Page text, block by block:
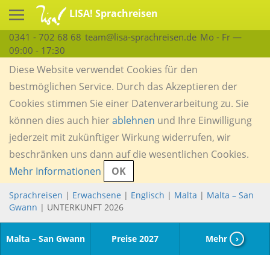
LISA! Sprachreisen
0341 - 702 68 68 team@lisa-sprachreisen.de Mo - Fr —
09:00 - 17:30
Diese Website verwendet Cookies für den
bestmöglichen Service. Durch das Akzeptieren der
Cookies stimmen Sie einer Datenverarbeitung zu. Sie
können dies auch hierablehnen und Ihre Einwilligung
jederzeit mit zukünftiger Wirkung widerrufen, wir
beschränken uns dann auf die wesentlichen Cookies.
Mehr Informationen
OK
Sprachreisen | Erwachsene | Englisch | Malta | Malta – San
Gwann | UNTERKUNFT 2026
Malta – San Gwann Preise 2027 Mehr ›